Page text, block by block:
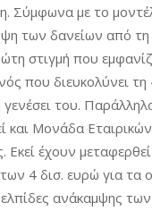
Σύμφωνα με το
των δανείων από τη
στιγμή που
που διευκολύνει
του.
και Μονάδα
Εκεί έχουν
4 δισ. ευρώ για τα
ανάκαμψης